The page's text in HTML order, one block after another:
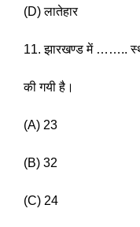
(D) लातेहार
11. झारखण्ड में ……..
की गयी है।
(A) 23
(B) 32
(C) 24